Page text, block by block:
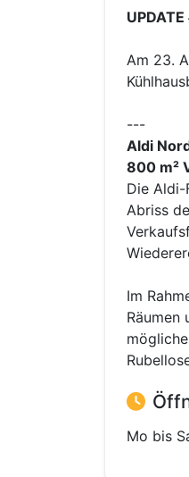
Am 23.
---
Aldi
800 m²
Die
Abriss
Im
Räumen
Mo bis